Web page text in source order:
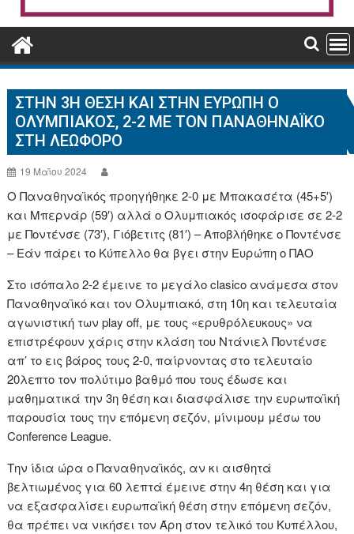
ΣΤΗΝ 3Η ΘΈΣΗ ΚΑΙ ΣΤΗΝ ΕΥΡΏΠΗ Ο
ΟΛΥΜΠΙΑΚΌΣ, 2-2 ΜΕ ΤΟΝ ΠΑΝΑΘΗΝΑΪΚΌ
ΣΤΗ ΛΕΩΦΌΡΟ
19 Μαΐου 2024
Ο Παναθηναϊκός προηγήθηκε 2-0 με Μπακασέτα (45+5′)
και Μπερνάρ (59′) αλλά ο Ολυμπιακός ισοφάρισε σε 2-2
με Ποντένσε (73′), Γιόβετιτς (81′) – Αποβλήθηκε ο Ποντένσε
– Εάν πάρει το Κύπελλο θα βγει στην Ευρώπη ο ΠΑΟ
Στο ισόπαλο 2-2 έμεινε το μεγάλο clasico ανάμεσα στον
Παναθηναϊκό και τον Ολυμπιακό, στη 10η και τελευταία
αγωνιστική των play off, με τους «ερυθρόλευκους» να
επιστρέφουν χάρις στην κλάση του Ντάνιελ Ποντένσε
απ’ το εις βάρος τους 2-0, παίρνοντας στο τελευταίο
20λεπτο τον πολύτιμο βαθμό που τους έδωσε και
μαθηματικά την 3η θέση και διασφάλισε την ευρωπαϊκή
παρουσία τους την επόμενη σεζόν, μίνιμουμ μέσω του
Conference League.
Την ίδια ώρα ο Παναθηναϊκός, αν κι αισθητά
βελτιωμένος για 60 λεπτά έμεινε στην 4η θέση και για
να εξασφαλίσει ευρωπαϊκή θέση στην επόμενη σεζόν,
θα πρέπει να νικήσει τον Άρη στον τελικό του Κυπέλλου,